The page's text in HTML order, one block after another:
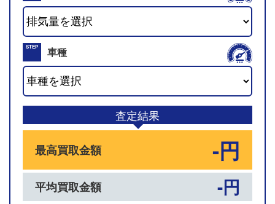
02
STEP
03
車種
査定結果
最高買取金額 -円
平均買取金額 -円